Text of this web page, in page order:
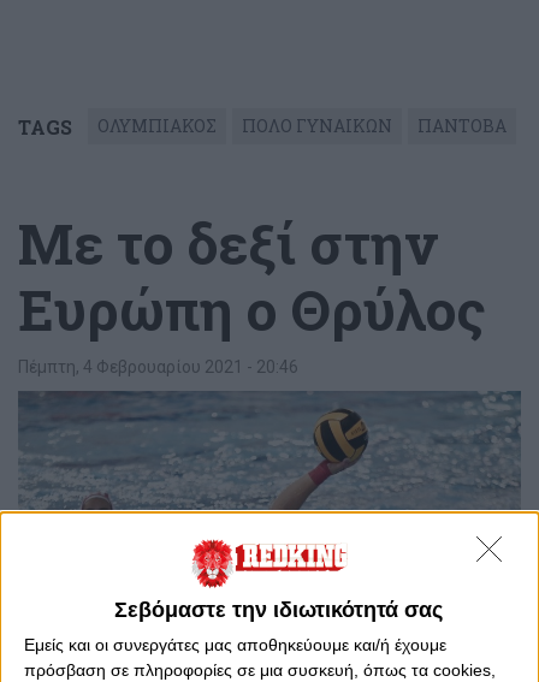
Σεβόμαστε την ιδιωτικότητά σας
Εμείς και οι συνεργάτες μας αποθηκεύουμε και/ή έχουμε
πρόσβαση σε πληροφορίες σε μια συσκευή, όπως τα cookies,
TAGS ΟΛΥΜΠΙΑΚΟΣ ΠΟΛΟ ΓΥΝΑΙΚΩΝ ΠΑΝΤΟΒΑ
Με το δεξί στην
Ευρώπη ο Θρύλος
Πέμπτη, 4 Φεβρουαρίου 2021 - 20:46